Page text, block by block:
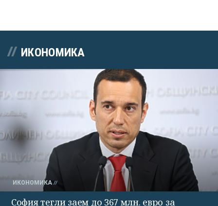
ИКОНОМИКА
ИКОНОМИКА
София тегли заем до 367 млн. евро за